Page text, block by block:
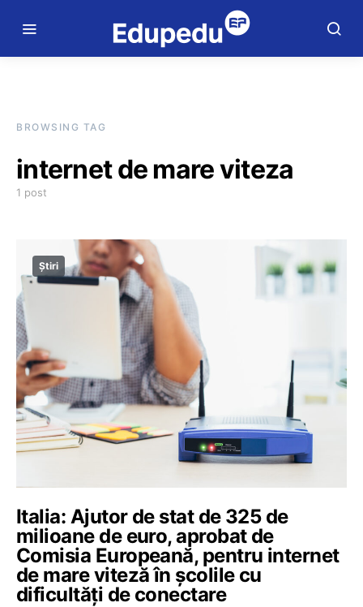
BROWSING TAG
internet de mare viteza
1 post
Știri
Italia: Ajutor de stat de 325 de
milioane de euro, aprobat de
Comisia Europeană, pentru internet
de mare viteză în școlile cu
dificultăți de conectare